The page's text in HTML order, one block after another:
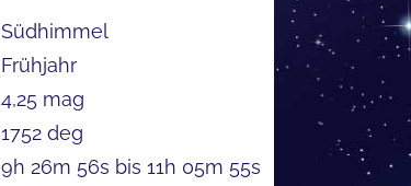
Südhimmel
Frühjahr
4,25 mag
1752 deg
9h 26m 56s bis 11h 05m 55s